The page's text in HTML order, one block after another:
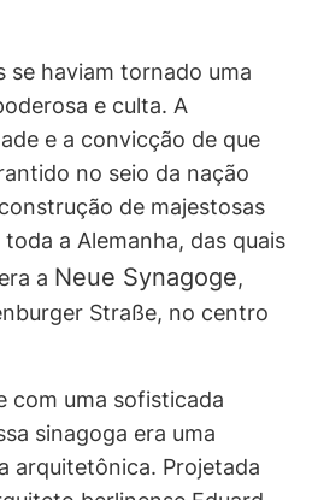
se haviam tornado uma
e culta. A
e a convicção de que
no seio da nação
de majestosas
a Alemanha, das quais
a Neue Synagoge,
Straße, no centro
com uma sofisticada
sinagoga era uma
arquitetônica. Projetada